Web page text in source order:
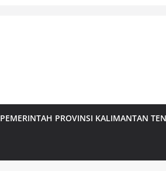
PEMERINTAH PROVINSI KALIMANTAN